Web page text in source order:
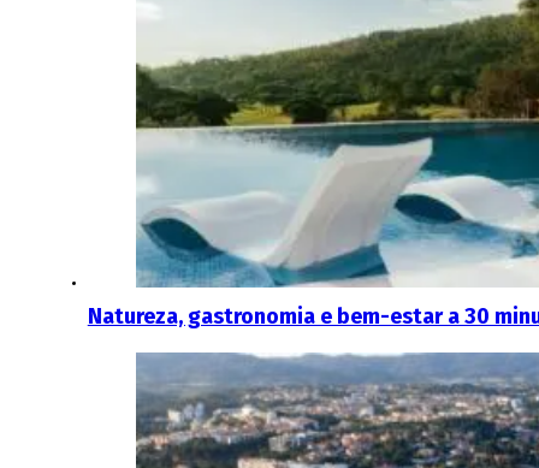
Natureza, gastronomia e bem-estar a 30